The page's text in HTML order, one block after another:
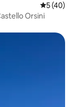
Prosječna
5 (40)
Orsini
gosti”